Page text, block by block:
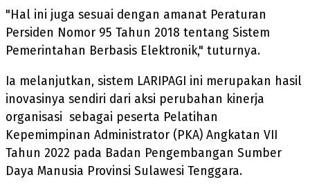
"Hal ini juga sesuai dengan amanat Peraturan
Persiden Nomor 95 Tahun 2018 tentang Sistem
Pemerintahan Berbasis Elektronik," tuturnya.
Ia melanjutkan, sistem LARIPAGI ini merupakan hasil
inovasinya sendiri dari aksi perubahan kinerja
organisasi sebagai peserta Pelatihan
Kepemimpinan Administrator (PKA) Angkatan VII
Tahun 2022 pada Badan Pengembangan Sumber
Daya Manusia Provinsi Sulawesi Tenggara.